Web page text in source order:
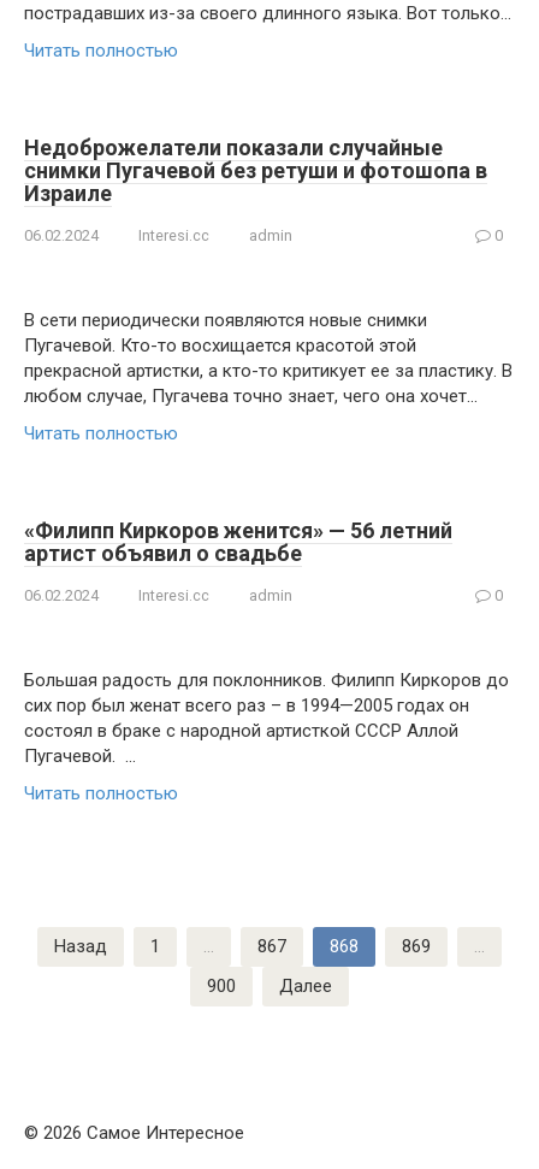
пострадавших из-за своего длинного языка. Вот только…
Читать полностью
Недоброжелатели показали случайные
снимки Пугачевой без ретуши и фотошопа в
Израиле
06.02.2024 Interesi.cc admin 0
В сети периодически появляются новые снимки
Пугачевой. Кто-то восхищается красотой этой
прекрасной артистки, а кто-то критикует ее за пластику. В
любом случае, Пугачева точно знает, чего она хочет…
Читать полностью
«Филипп Киркоров женится» — 56 летний
артист объявил о свадьбе
06.02.2024 Interesi.cc admin 0
Большая радость для поклонников. Филипп Киркоров до
сих пор был женат всего раз – в 1994—2005 годах он
состоял в браке с народной артисткой СССР Аллой
Пугачевой. …
Читать полностью
Пагинация
записей
Назад 1 … 867 868 869
…
900
Далее
© 2026 Самое Интересное